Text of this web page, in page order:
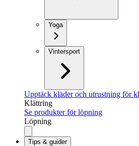
Yoga
Vintersport
Upptäck kläder och utrustning för
Klättring
Se produkter för löpning
Löpning
Tips & guider